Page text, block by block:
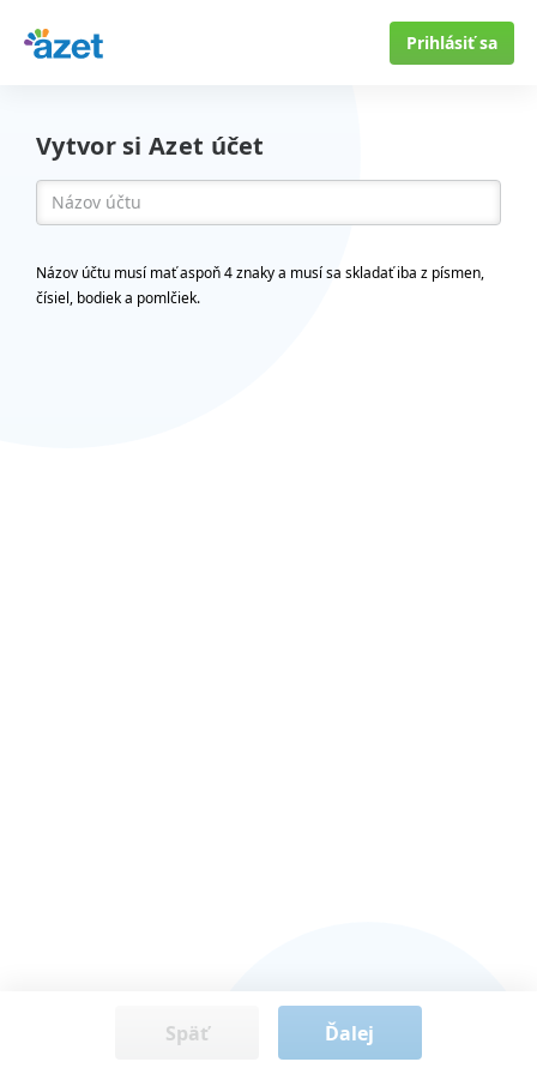
Prihlásiť sa
Vytvor si Azet účet
Názov účtu musí mať aspoň 4 znaky a musí sa skladať iba z písmen,
čísiel, bodiek a pomlčiek.